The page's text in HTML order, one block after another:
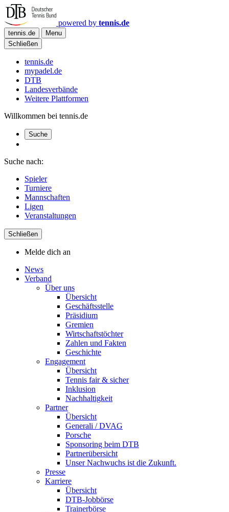
powered by tennis.de
tennis.de
Menu
Schließen
tennis.de
mypadel.de
DTB
Landesverbände
Weitere Plattformen
Willkommen bei tennis.de
Suche
Suche nach:
Spieler
Turniere
Mannschaften
Ligen
Veranstaltungen
Schließen
Melde dich an
News
Verband
Über uns
Übersicht
Geschäftsstelle
Präsidium
Gremien
Wirtschaftstöchter
Zahlen und Fakten
Geschichte
Engagement
Übersicht
Tennis fair & sicher
Inklusion
Nachhaltigkeit
Partner
Übersicht
Generali / DVAG
Porsche
Sponsoring beim DTB
Partnerübersicht
Unser Nachwuchs ist die Zukunft.
Presse
Karriere
Übersicht
DTB-Jobbörse
Trainerbörse